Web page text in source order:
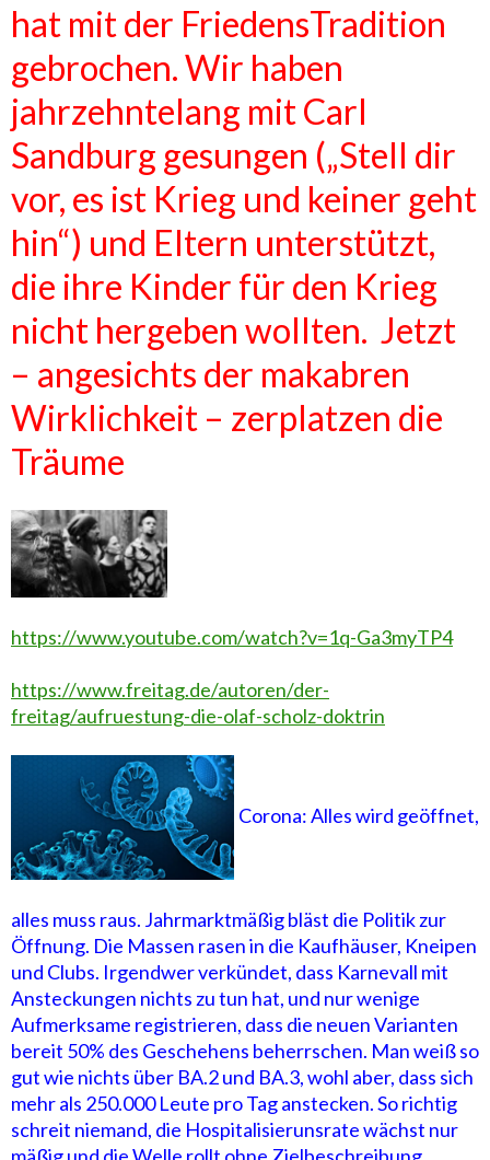
hat mit der FriedensTradition
gebrochen. Wir haben
jahrzehntelang mit Carl
Sandburg gesungen („Stell dir
vor, es ist Krieg und keiner geht
hin“) und Eltern unterstützt,
die ihre Kinder für den Krieg
nicht hergeben wollten. Jetzt
– angesichts der makabren
Wirklichkeit – zerplatzen die
Träume
https://www.youtube.com/watch?v=1q-Ga3myTP4
https://www.freitag.de/autoren/der-
freitag/aufruestung-die-olaf-scholz-doktrin
Corona: Alles wird geöffnet,
alles muss raus. Jahrmarktmäßig bläst die Politik zur
Öffnung. Die Massen rasen in die Kaufhäuser, Kneipen
und Clubs. Irgendwer verkündet, dass Karnevall mit
Ansteckungen nichts zu tun hat, und nur wenige
Aufmerksame registrieren, dass die neuen Varianten
bereit 50% des Geschehens beherrschen. Man weiß so
gut wie nichts über BA.2 und BA.3, wohl aber, dass sich
mehr als 250.000 Leute pro Tag anstecken. So richtig
schreit niemand, die Hospitalisierunsrate wächst nur